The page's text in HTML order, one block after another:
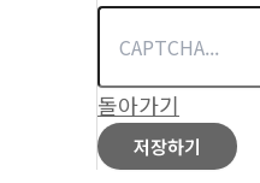
돌아가기
저장하기